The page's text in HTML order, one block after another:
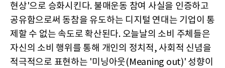
현상'으로 승화시킨다. 불매운동 참여 사실을 인증하고
공유함으로써 동참을 유도하는 디지털 연대는 기업이 통
제할 수 없는 속도로 확산된다. 오늘날의 소비 주체들은
자신의 소비 행위를 통해 개인의 정치적, 사회적 신념을
적극적으로 표현하는 '미닝아웃(Meaning out)' 성향이